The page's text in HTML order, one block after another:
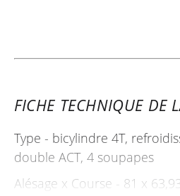
FICHE TECHNIQUE DE
Type - bicylindre 4T,
double ACT, 4 soupapes
Alésage x Course - 81 x